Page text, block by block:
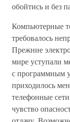
обойтись и без
Компьютерные
требовалось
Прежние
мире уступали
с программным
приходилось
телефонные
чувство